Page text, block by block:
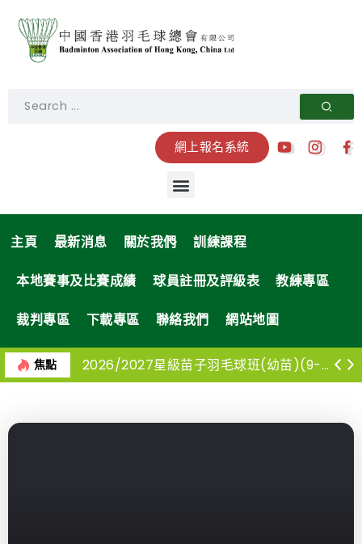
網上報名系統
主頁 最新消息 關於我們 訓練課程
本地賽事及比賽成績 球員註冊及評級表 教練專區
裁判專區 下載專區 聯絡我們 網站地圖
焦點 2026/2027星級苗子羽毛球班(幼苗)(9-12月)